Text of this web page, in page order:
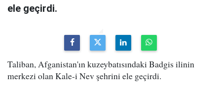
ele geçirdi.
Taliban, Afganistan'ın kuzeybatısındaki Badgis ilinin
merkezi olan Kale-i Nev şehrini ele geçirdi.